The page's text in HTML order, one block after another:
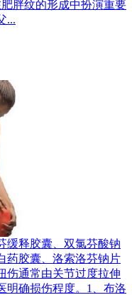
胖纹的形成中扮演重要
...
缓释胶囊、双氯芬酸钠
药胶囊、洛索洛芬钠片
伤通常由关节过度拉伸
明确损伤程度。1、布洛